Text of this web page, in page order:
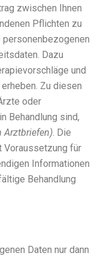
zwischen Ihnen
Pflichten zu
Dazu
und
Zu diesen
oder
Behandlung sind,
Arztbriefen). Die
Voraussetzung für
Informationen
Behandlung
Daten nur dann